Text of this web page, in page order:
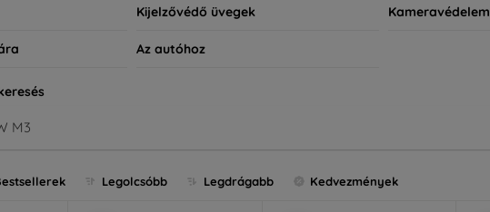
Kijelzővédő üvegek Kameravédelem
Az autóhoz
M3
Legolcsóbb Legdrágabb Kedvezmények